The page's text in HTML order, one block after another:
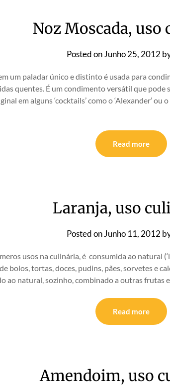
Noz Moscada,
Posted onJunho 25, 2012
um paladar único e distinto é usada para
quentes. É um condimento versátil que pode
em alguns ‘cocktails’ como o ‘Alexander’ ou
Read more
Laranja, uso
Posted onJunho 11, 2012
usos na culinária, é consumida ao natural
bolos, tortas, doces, pudins, pães, sorvetes e
ao natural, sozinho, combinado a outras frutas
Read more
Amendoim, uso